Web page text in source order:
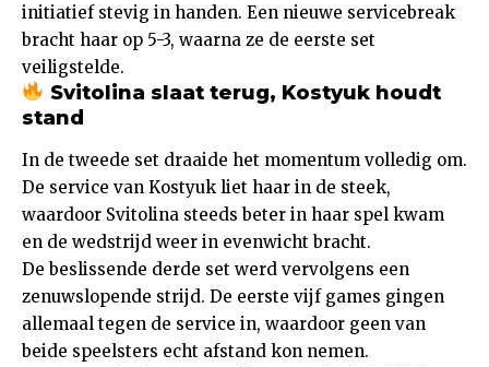
initiatief stevig in handen. Een nieuwe servicebreak
bracht haar op 5-3, waarna ze de eerste set
veiligstelde.
Svitolina slaat terug, Kostyuk houdt
stand
In de tweede set draaide het momentum volledig om.
De service van Kostyuk liet haar in de steek,
waardoor Svitolina steeds beter in haar spel kwam
en de wedstrijd weer in evenwicht bracht.
De beslissende derde set werd vervolgens een
zenuwslopende strijd. De eerste vijf games gingen
allemaal tegen de service in, waardoor geen van
beide speelsters echt afstand kon nemen.